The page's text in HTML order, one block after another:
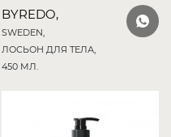
BYREDO,
SWEDEN,
ЛОСЬОН ДЛЯ ТЕЛА,
450 МЛ.